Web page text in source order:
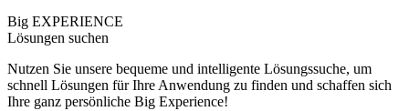
Big EXPERIENCE
Lösungen suchen
Nutzen Sie unsere bequeme und intelligente Lösungssuche, um
schnell Lösungen für Ihre Anwendung zu finden und schaffen sich
Ihre ganz persönliche Big Experience!